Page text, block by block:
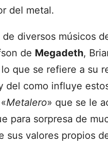
del metal.
diversos músicos
de Megadeth,
que se refiere a su
del como influye
Metalero» que se le
para sorpresa de
sus valores propios